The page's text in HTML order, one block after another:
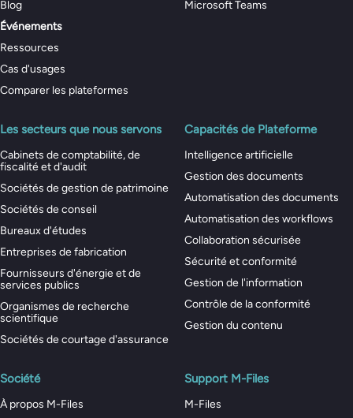
Blog
Événements
Ressources
Cas d'usages
Comparer les plateformes
Microsoft Teams
Les secteurs que nous servons
Cabinets de comptabilité, de
fiscalité et d'audit
Sociétés de gestion de patrimoine
Sociétés de conseil
Bureaux d'études
Entreprises de fabrication
Fournisseurs d'énergie et de
services publics
Organismes de recherche
scientifique
Sociétés de courtage d'assurance
Capacités de Plateforme
Intelligence artificielle
Gestion des documents
Automatisation des documents
Automatisation des workflows
Collaboration sécurisée
Sécurité et conformité
Gestion de l'information
Contrôle de la conformité
Gestion du contenu
Société
À propos M-Files
Support M-Files
M-Files